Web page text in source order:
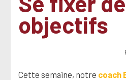
objectifs
Cette semaine, notre coach